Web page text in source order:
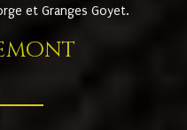
et Granges Goyet.